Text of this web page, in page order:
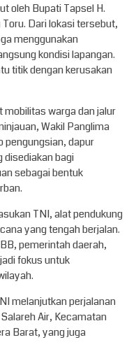
oleh Bupati Tapsel H.
Dari lokasi tersebut,
menggunakan
kondisi lapangan.
titik dengan kerusakan
warga dan jalur
Wakil Panglima
pengungsian, dapur
bagi
sebagai bentuk
TNI, alat pendukung
yang tengah berjalan.
pemerintah daerah,
fokus untuk
melanjutkan perjalanan
Air, Kecamatan
Barat, yang juga